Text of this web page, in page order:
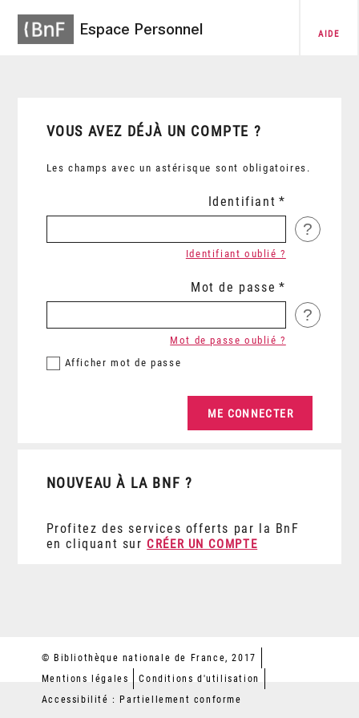
Espace Personnel AIDE
VOUS AVEZ DÉJÀ UN COMPTE ?
Les champs avec un astérisque sont obligatoires.
Identifiant
?
Identifiant oublié ?
Mot de passe
?
Afficher mot de passe
Mot de passe oublié ?
NOUVEAU À LA BNF ?
Profitez des services offerts par la BnF
en cliquant sur CRÉER UN COMPTE
© Bibliothèque nationale de France, 2017
Mentions légales
Conditions d'utilisation
Accessibilité : Partiellement conforme